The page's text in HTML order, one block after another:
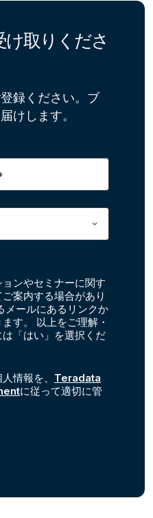
取りくださ
録ください。ブ
けします。
ンやセミナーに関す
案内する場合があり
メールにあるリンクか
す。 以上をご理解・
「はい」を選択くだ
情報を、 Teradata
に従って適切に管